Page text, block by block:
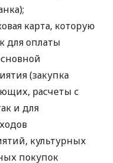
карта, которую
для оплаты
(закупка
расчеты с
и для
культурных
покупок